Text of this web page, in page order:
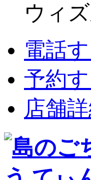
ウィ
電話
予約
店舗